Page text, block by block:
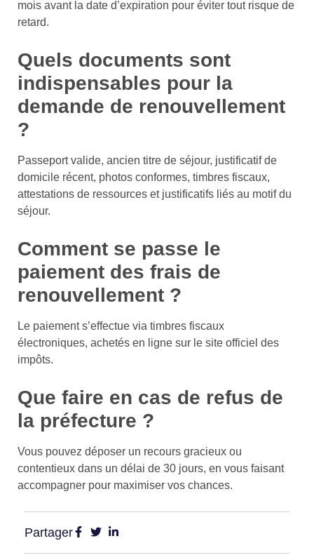
mois avant la date d’expiration pour éviter tout risque de
retard.
Quels documents sont
indispensables pour la
demande de renouvellement
?
Passeport valide, ancien titre de séjour, justificatif de
domicile récent, photos conformes, timbres fiscaux,
attestations de ressources et justificatifs liés au motif du
séjour.
Comment se passe le
paiement des frais de
renouvellement ?
Le paiement s’effectue via timbres fiscaux
électroniques, achetés en ligne sur le site officiel des
impôts.
Que faire en cas de refus de
la préfecture ?
Vous pouvez déposer un recours gracieux ou
contentieux dans un délai de 30 jours, en vous faisant
accompagner pour maximiser vos chances.
Partager